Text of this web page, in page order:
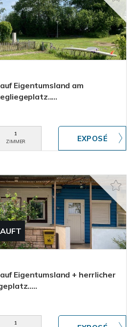
Eigentumsland am
1
ZIMMER
Eigentumsland + herrlicher
1